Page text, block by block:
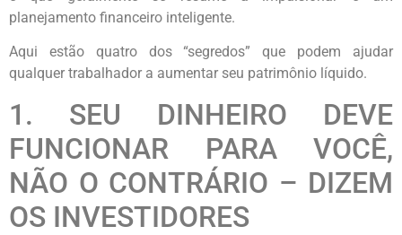
planejamento financeiro inteligente.
Aqui estão quatro dos “segredos” que podem ajudar
qualquer trabalhador a aumentar seu patrimônio líquido.
1. SEU DINHEIRO DEVE
FUNCIONAR PARA VOCÊ,
NÃO O CONTRÁRIO – DIZEM
OS INVESTIDORES